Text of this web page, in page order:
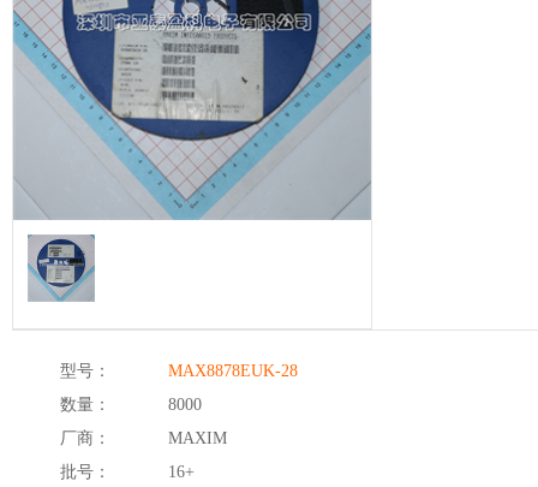
型号：
MAX8878EUK-28
数量：
8000
厂商：
MAXIM
批号：
16+